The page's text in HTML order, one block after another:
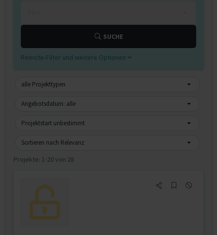
SUCHE
Remote-Filter und weitere Optionen
alle Projekttypen
Angebotsdatum: alle
Projektstart unbestimmt
Sortieren nach Relevanz
Projekte: 1-20 von 28